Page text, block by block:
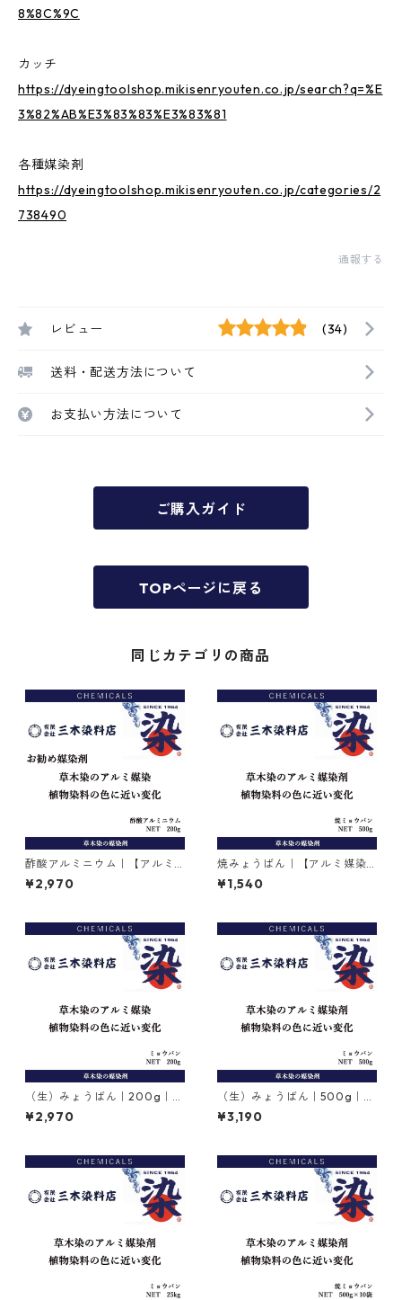
8%8C%9C
カッチ
https://dyeingtoolshop.mikisenryouten.co.jp/search?q=%E
3%82%AB%E3%83%83%E3%83%81
各種媒染剤
https://dyeingtoolshop.mikisenryouten.co.jp/categories/2
738490
通報する
レビュー (34)
送料・配送方法について
お支払い方法について
ご購入ガイド
TOPページに戻る
同じカテゴリの商品
酢酸アルミニウム｜【アルミ
媒染剤】｜200g
¥2,970
焼みょうばん｜【アルミ媒染
剤】｜500g｜焼ミョウバン
¥1,540
（生）みょうばん｜200g｜
【アルミ媒染剤】｜硫酸カリ
ウムアルミニウム12水
¥2,970
（生）みょうばん｜500g｜
【アルミ媒染剤】｜硫酸カリ
ウムアルミニウム12水
¥3,190